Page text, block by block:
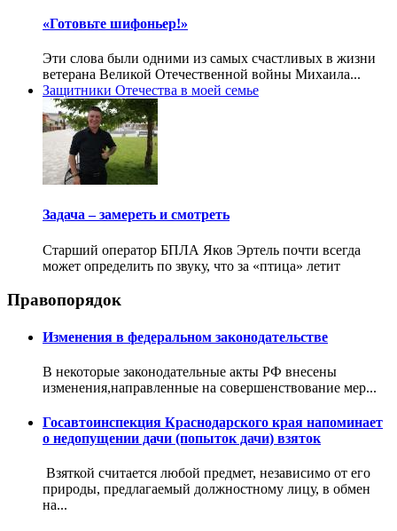
«Готовьте шифоньер!»
Эти слова были одними из самых счастливых в жизни
ветерана Великой Отечественной войны Михаила...
Защитники Отечества в моей семье
Задача – замереть и смотреть
Старший оператор БПЛА Яков Эртель почти всегда
может определить по звуку, что за «птица» летит
Правопорядок
Изменения в федеральном законодательстве
В некоторые законодательные акты РФ внесены
изменения,направленные на совершенствование мер...
Госавтоинспекция Краснодарского края напоминает
о недопущении дачи (попыток дачи) взяток
Взяткой считается любой предмет, независимо от его
природы, предлагаемый должностному лицу, в обмен
на...